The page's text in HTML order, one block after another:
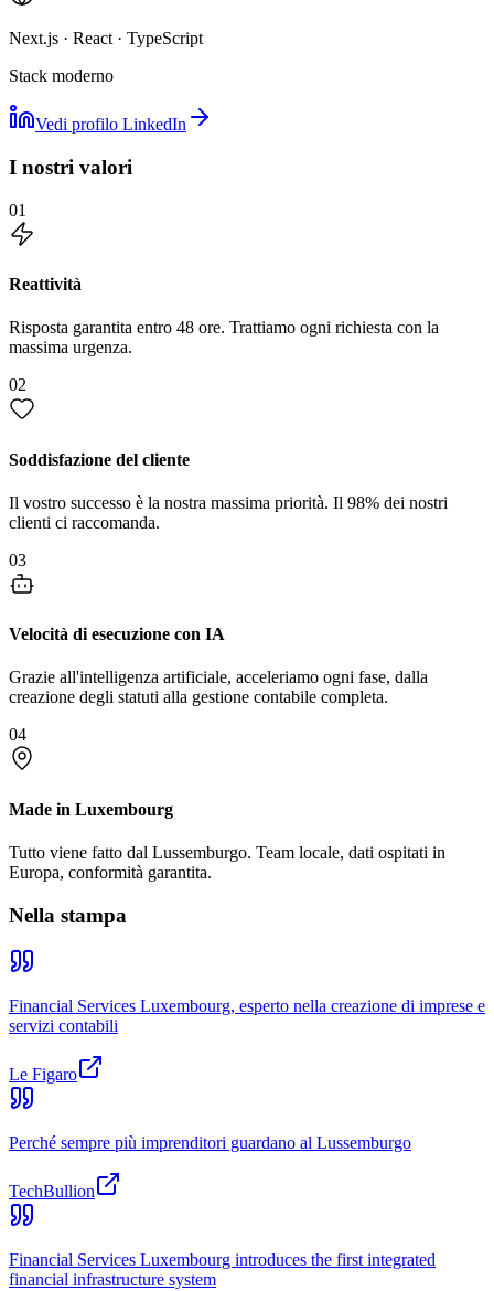
Next.js · React · TypeScript
Stack moderno
Vedi profilo LinkedIn
I nostri valori
01
Reattività
Risposta garantita entro 48 ore. Trattiamo ogni richiesta con la
massima urgenza.
02
Soddisfazione del cliente
Il vostro successo è la nostra massima priorità. Il 98% dei nostri
clienti ci raccomanda.
03
Velocità di esecuzione con IA
Grazie all'intelligenza artificiale, acceleriamo ogni fase, dalla
creazione degli statuti alla gestione contabile completa.
04
Made in Luxembourg
Tutto viene fatto dal Lussemburgo. Team locale, dati ospitati in
Europa, conformità garantita.
Nella stampa
Financial Services Luxembourg, esperto nella creazione di imprese e
servizi contabili
Le Figaro
Perché sempre più imprenditori guardano al Lussemburgo
TechBullion
Financial Services Luxembourg introduces the first integrated
financial infrastructure system